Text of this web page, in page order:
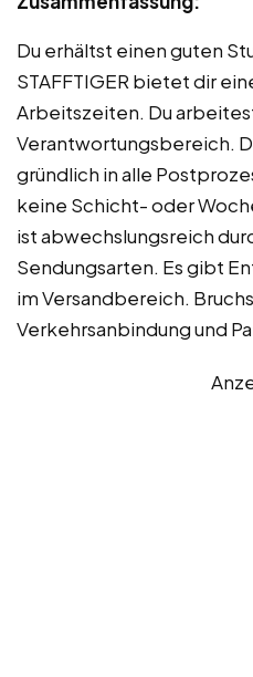
Du erhältst einen guten
STAFFTIGER bietet dir
Arbeitszeiten. Du
Verantwortungsbereich.
gründlich in alle
keine Schicht- oder
ist abwechslungsreich
Sendungsarten. Es gibt
im Versandbereich.
Verkehrsanbindung und